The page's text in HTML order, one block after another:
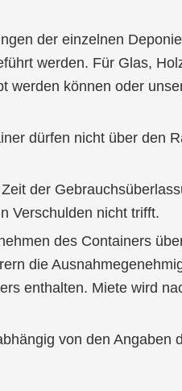
der einzelnen
werden. Für Glas,
können oder
dürfen nicht über den
der
Verschulden nicht trifft.
des Containers
die
enthalten. Miete wird
von den Angaben